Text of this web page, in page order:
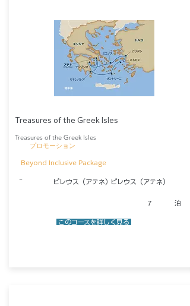
Treasures of the Greek Isles
Treasures of the Greek Isles
​プロモーション
Beyond Inclusive Package
ピレウス（アテネ）
​－ ピレウス（アテネ）
7 泊
​ このコースを詳しく見る